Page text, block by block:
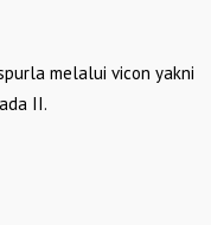
melalui vicon yakni
II.